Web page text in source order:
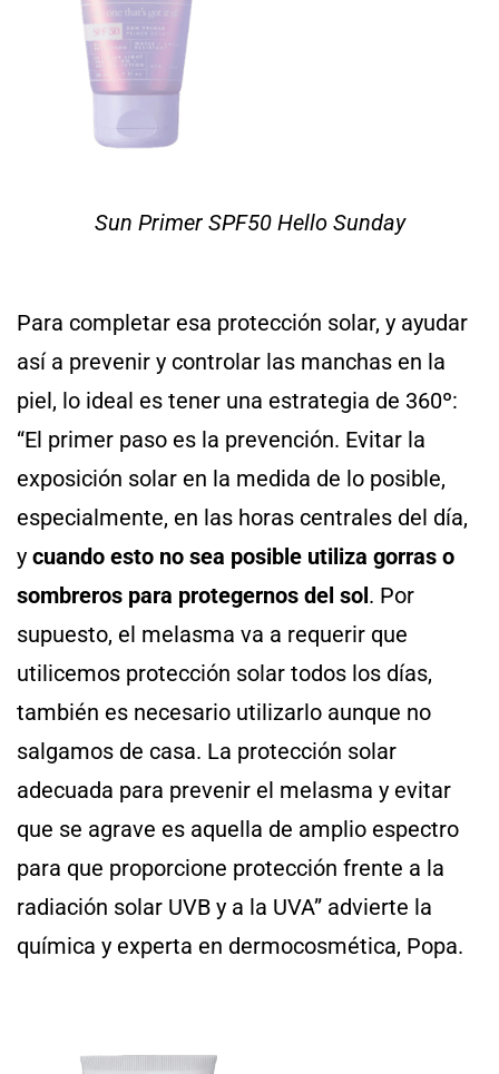
Sun Primer SPF50 Hello Sunday
Para completar esa protección solar, y ayudar
así a prevenir y controlar las manchas en la
piel, lo ideal es tener una estrategia de 360º:
“El primer paso es la prevención. Evitar la
exposición solar en la medida de lo posible,
especialmente, en las horas centrales del día,
y cuando esto no sea posible utiliza gorras o
sombreros para protegernos del sol. Por
supuesto, el melasma va a requerir que
utilicemos protección solar todos los días,
también es necesario utilizarlo aunque no
salgamos de casa. La protección solar
adecuada para prevenir el melasma y evitar
que se agrave es aquella de amplio espectro
para que proporcione protección frente a la
radiación solar UVB y a la UVA” advierte la
química y experta en dermocosmética, Popa.